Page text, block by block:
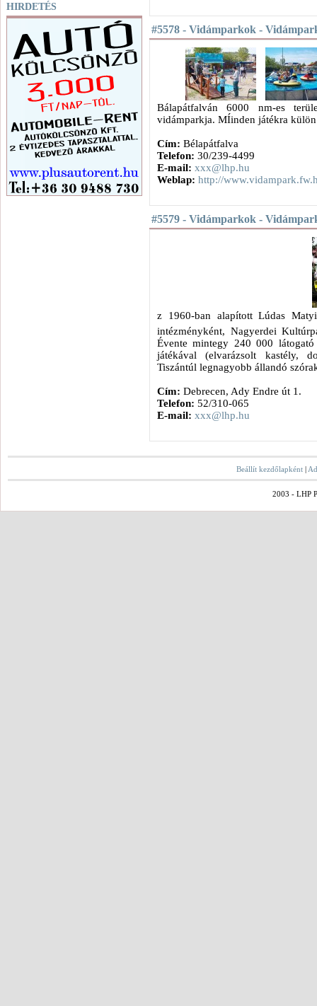
HIRDETÉS
#5578 - Vidámparkok -
Bálapátfalván 6000 nm-es
vidámparkja. MÍinden játékra
Cím: Bélapátfalva
Telefon: 30/239-4499
E-mail: xxx@lhp.hu
Weblap: http://
#5579 - Vidámparkok -
z 1960-ban alapított Lúdas
intézményként, Nagyerdei
Évente mintegy 240 000
játékával (elvarázsolt kastély,
Tiszántúl legnagyobb állandó
Cím: Debrecen, Ady Endre út 1.
Telefon: 52/310-065
E-mail: xxx@lhp.hu
Beállít kezdőlapként
2003 - LHP